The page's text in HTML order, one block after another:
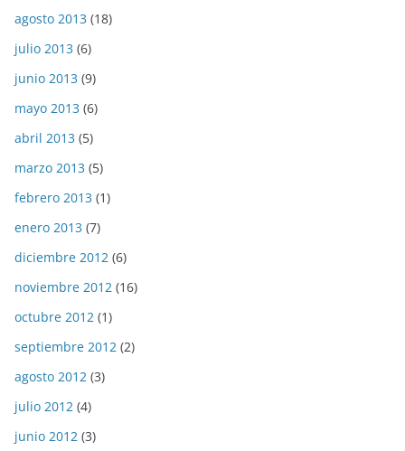
agosto 2013 (18)
julio 2013 (6)
junio 2013 (9)
mayo 2013 (6)
abril 2013 (5)
marzo 2013 (5)
febrero 2013 (1)
enero 2013 (7)
diciembre 2012 (6)
noviembre 2012 (16)
octubre 2012 (1)
septiembre 2012 (2)
agosto 2012 (3)
julio 2012 (4)
junio 2012 (3)